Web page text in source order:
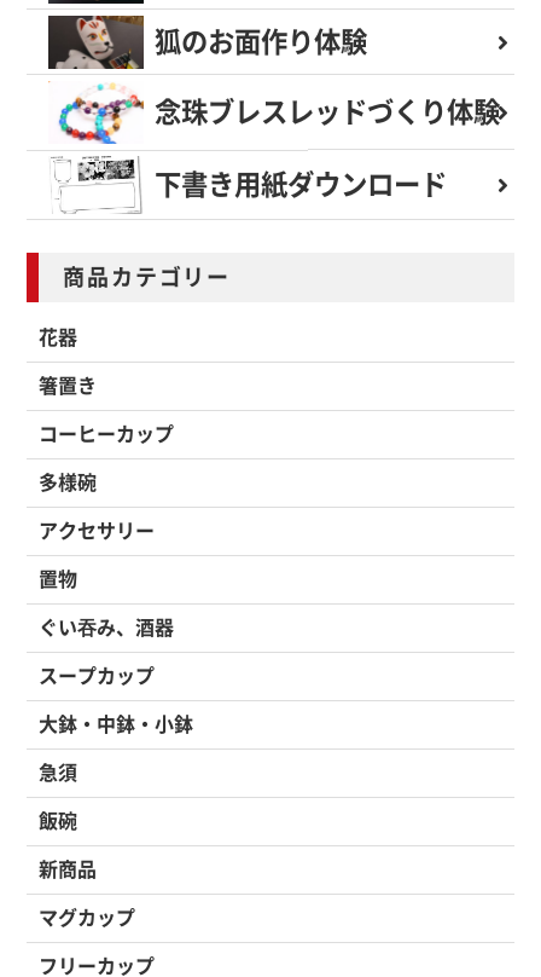
狐のお面作り体験
念珠ブレスレッドづくり体験
下書き用紙ダウンロード
商品カテゴリー
花器
箸置き
コーヒーカップ
多様碗
アクセサリー
置物
ぐい吞み、酒器
スープカップ
大鉢・中鉢・小鉢
急須
飯碗
新商品
マグカップ
フリーカップ